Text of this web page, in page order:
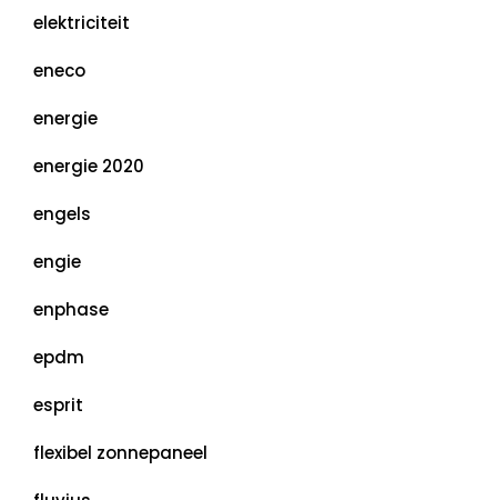
elektriciteit
eneco
energie
energie 2020
engels
engie
enphase
epdm
esprit
flexibel zonnepaneel